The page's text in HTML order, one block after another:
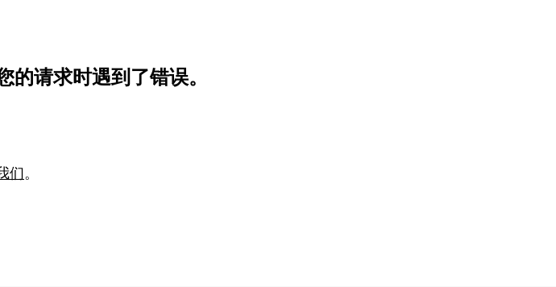
的请求时遇到了错误。
们 。